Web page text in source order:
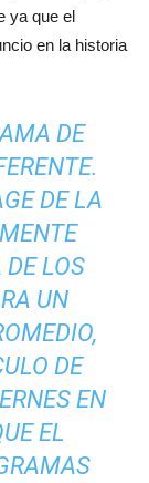
ya que el
en la historia
DE
DE LA
LOS
UN
DE
EN
EL